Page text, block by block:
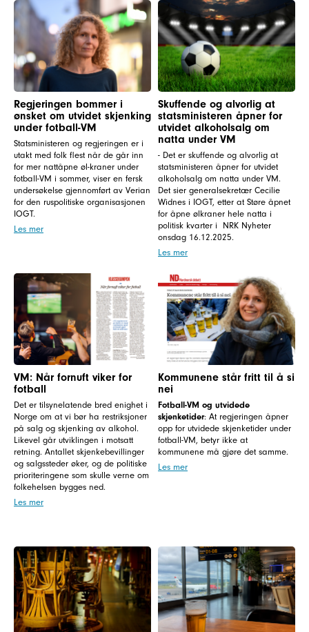
Regjeringen bommer i
ønsket om utvidet skjenking
under fotball-VM
Statsministeren og regjeringen er i
utakt med folk flest når de går inn
for mer nattåpne øl-kraner under
fotball-VM i sommer, viser en fersk
undersøkelse gjennomført av Verian
for den ruspolitiske organisasjonen
IOGT.
Les mer
Skuffende og alvorlig at
statsministeren åpner for
utvidet alkoholsalg om
natta under VM
- Det er skuffende og alvorlig at
statsministeren åpner for utvidet
alkoholsalg om natta under VM.
Det sier generalsekretær Cecilie
Widnes i IOGT, etter at Støre åpnet
for åpne ølkraner hele natta i
politisk kvarter i NRK Nyheter
onsdag 16.12.2025.
Les mer
VM: Når fornuft viker for
fotball
Det er tilsynelatende bred enighet i
Norge om at vi bør ha restriksjoner
på salg og skjenking av alkohol.
Likevel går utviklingen i motsatt
retning. Antallet skjenkebevillinger
og salgssteder øker, og de politiske
prioriteringene som skulle verne om
folkehelsen bygges ned.
Les mer
Kommunene står fritt til å si
nei
Fotball-VM og utvidede
skjenketider: At regjeringen åpner
opp for utvidede skjenketider under
fotball-VM, betyr ikke at
kommunene må gjøre det samme.
Les mer